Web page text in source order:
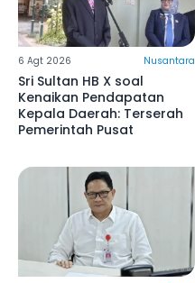
6 Agt 2026 Nusantara
Sri Sultan HB X soal
Kenaikan Pendapatan
Kepala Daerah: Terserah
Pemerintah Pusat